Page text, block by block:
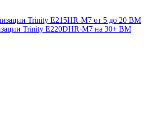
Trinity E215HR-M7 от 5 до 20 ВМ
Trinity E220DHR-M7 на 30+ ВМ